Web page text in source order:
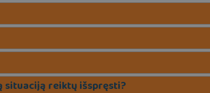
situaciją reiktų išspręsti?